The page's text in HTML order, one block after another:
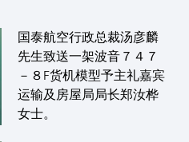
国泰航空行政总裁汤彦麟
先生致送一架波音７４７
－８F货机模型予主礼嘉宾
运输及房屋局局长郑汝桦
女士。